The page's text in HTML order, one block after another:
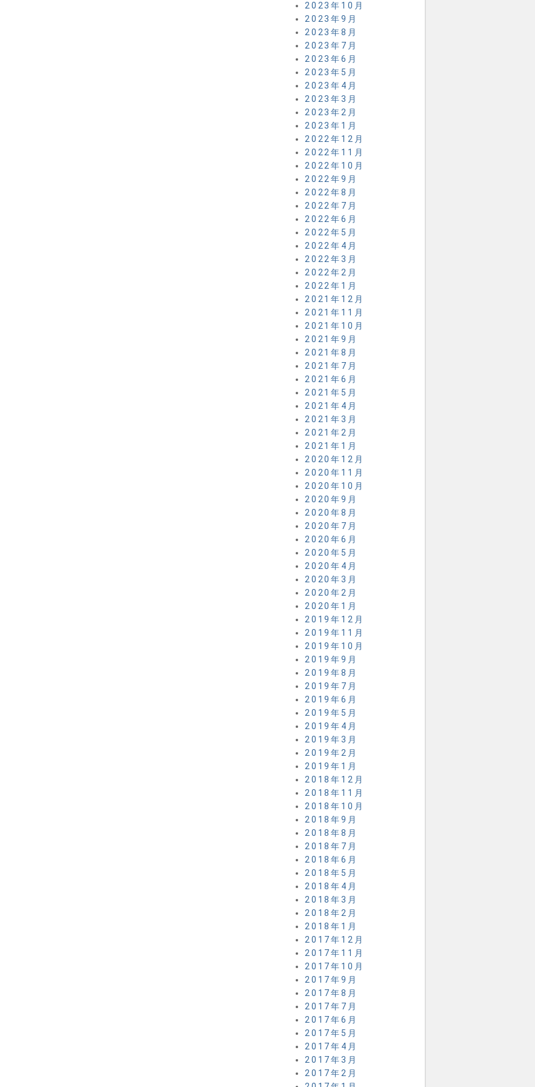
2023年10月
2023年9月
2023年8月
2023年7月
2023年6月
2023年5月
2023年4月
2023年3月
2023年2月
2023年1月
2022年12月
2022年11月
2022年10月
2022年9月
2022年8月
2022年7月
2022年6月
2022年5月
2022年4月
2022年3月
2022年2月
2022年1月
2021年12月
2021年11月
2021年10月
2021年9月
2021年8月
2021年7月
2021年6月
2021年5月
2021年4月
2021年3月
2021年2月
2021年1月
2020年12月
2020年11月
2020年10月
2020年9月
2020年8月
2020年7月
2020年6月
2020年5月
2020年4月
2020年3月
2020年2月
2020年1月
2019年12月
2019年11月
2019年10月
2019年9月
2019年8月
2019年7月
2019年6月
2019年5月
2019年4月
2019年3月
2019年2月
2019年1月
2018年12月
2018年11月
2018年10月
2018年9月
2018年8月
2018年7月
2018年6月
2018年5月
2018年4月
2018年3月
2018年2月
2018年1月
2017年12月
2017年11月
2017年10月
2017年9月
2017年8月
2017年7月
2017年6月
2017年5月
2017年4月
2017年3月
2017年2月